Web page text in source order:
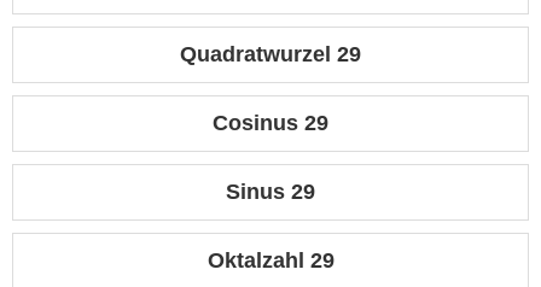
Quadratwurzel 29
Cosinus 29
Sinus 29
Oktalzahl 29